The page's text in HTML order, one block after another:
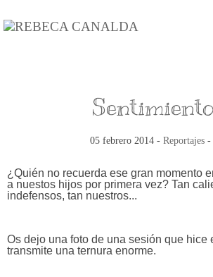
05 febrero 2014 - Reportajes -
¿Quién no recuerda ese gran momento
a nuestos hijos por primera vez? Tan
indefensos, tan nuestros...
Os dejo una foto de una sesión que hice
transmite una ternura enorme.